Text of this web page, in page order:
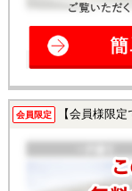
会員限定 【会員様限定